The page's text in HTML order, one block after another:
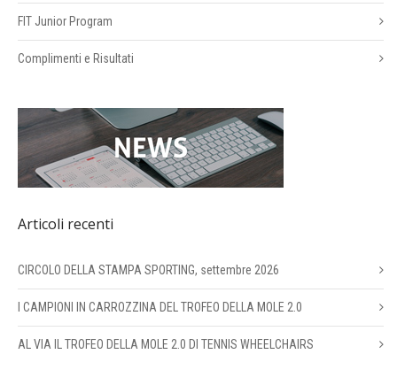
FIT Junior Program
Complimenti e Risultati
Articoli recenti
CIRCOLO DELLA STAMPA SPORTING, settembre 2026
I CAMPIONI IN CARROZZINA DEL TROFEO DELLA MOLE 2.0
AL VIA IL TROFEO DELLA MOLE 2.0 DI TENNIS WHEELCHAIRS